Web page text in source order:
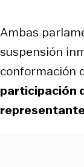
Ambas
suspensión
conformación
participación